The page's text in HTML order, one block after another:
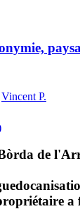
Vincent P.
de